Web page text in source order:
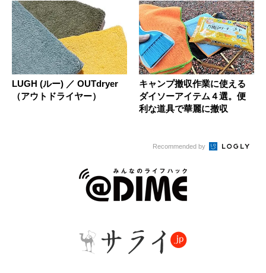
LUGH (ルー) ／ OUTdryer
（アウトドライヤー）
キャンプ撤収作業に使える
ダイソーアイテム４選。便
利な道具で華麗に撤収
Recommended by